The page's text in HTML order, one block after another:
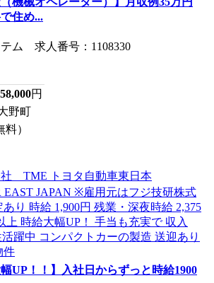
住め...
ム 求人番号：1108330
円
野町
）
幅UP！！】入社日からずっと時給1900